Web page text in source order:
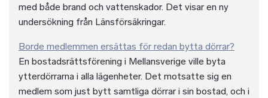
med både brand och vattenskador. Det visar en ny
undersökning från Länsförsäkringar.
Borde medlemmen ersättas för redan bytta dörrar?
En bostadsrättsförening i Mellansverige ville byta
ytterdörrarna i alla lägenheter. Det motsatte sig en
medlem som just bytt samtliga dörrar i sin bostad, och i